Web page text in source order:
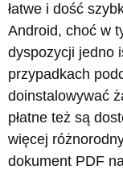
łatwe i dość
Android, choć w
dyspozycji jedno
przypadkach
doinstalowywać
płatne też są
więcej
dokument PDF